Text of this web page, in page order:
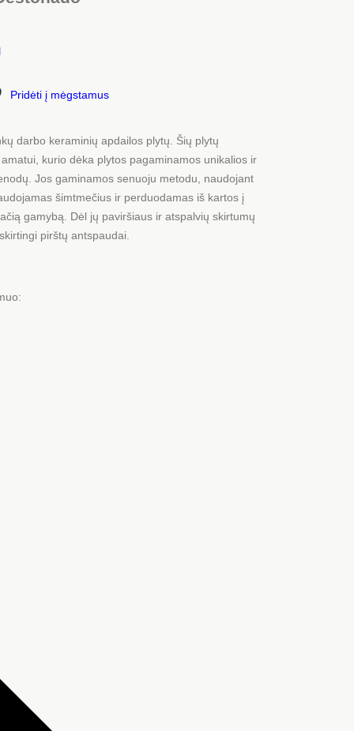
Pridėti į mėgstamus
darbo keraminių apdailos plytų. Šių plytų
kurio dėka plytos pagaminamos unikalios ir
Jos gaminamos senuoju metodu, naudojant
šimtmečius ir perduodamas iš kartos į
gamybą. Dėl jų paviršiaus ir atspalvių skirtumų
pirštų antspaudai.